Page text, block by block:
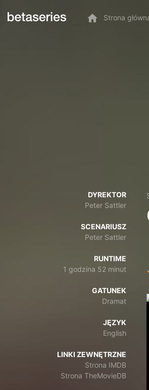
Strona
DYREKTOR
Peter Sattler
SCENARIUSZ
Peter Sattler
RUNTIME
1 godzina 52 minut
GATUNEK
Dramat
JĘZYK
English
LINKI ZEWNĘTRZNE
Strona IMDB
Strona TheMovieDB